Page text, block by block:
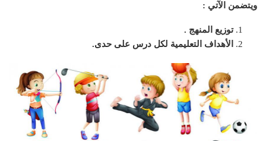
ويتضمن الآتي :
توزيع المنهج .
الأهداف التعليمية لكل درس على حدى.